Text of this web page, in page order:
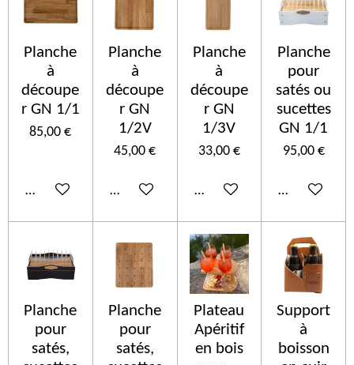
Planche
à
découpe
r GN 1/1
85,00 €
Ajouter au panier
Planche
à
découpe
r GN
1/2V
45,00 €
Ajouter au panier
Planche
à
découpe
r GN
1/3V
33,00 €
Ajouter au panier
Planche
pour
satés ou
sucettes
GN 1/1
95,00 €
Ajouter au
Planche
pour
satés,
Planche
pour
satés,
Plateau
Apéritif
en bois
Support
à
boisson